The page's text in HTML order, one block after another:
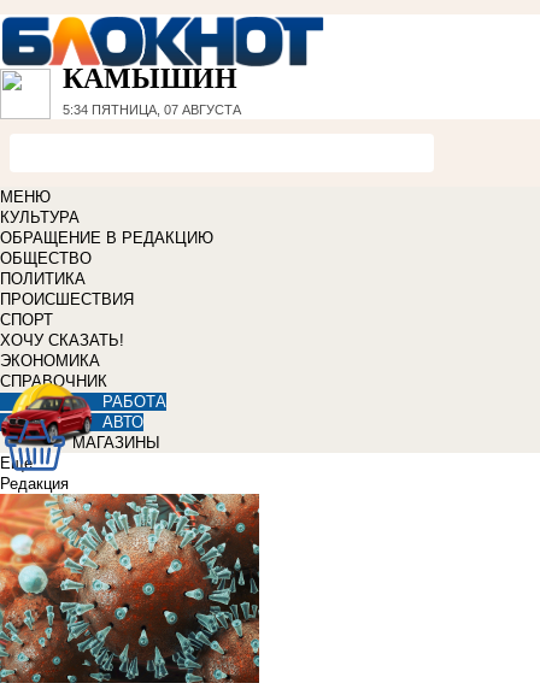
КАМЫШИН
5:34 ПЯТНИЦА, 07 АВГУСТА
МЕНЮ
КУЛЬТУРА
ОБРАЩЕНИЕ В РЕДАКЦИЮ
ОБЩЕСТВО
ПОЛИТИКА
ПРОИСШЕСТВИЯ
СПОРТ
ХОЧУ СКАЗАТЬ!
ЭКОНОМИКА
СПРАВОЧНИК
РАБОТА
АВТО
МАГАЗИНЫ
Еще
Редакция